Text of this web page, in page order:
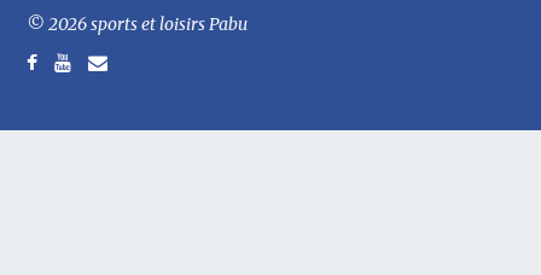
© 2026 sports et loisirs Pabu